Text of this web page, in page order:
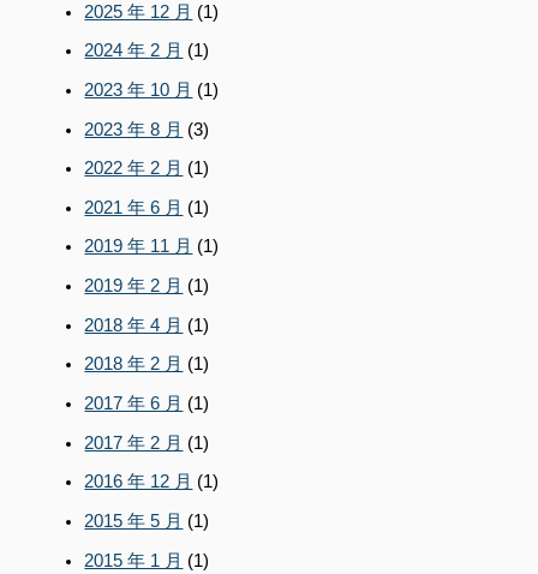
2025 年 12 月 (1)
2024 年 2 月 (1)
2023 年 10 月 (1)
2023 年 8 月 (3)
2022 年 2 月 (1)
2021 年 6 月 (1)
2019 年 11 月 (1)
2019 年 2 月 (1)
2018 年 4 月 (1)
2018 年 2 月 (1)
2017 年 6 月 (1)
2017 年 2 月 (1)
2016 年 12 月 (1)
2015 年 5 月 (1)
2015 年 1 月 (1)